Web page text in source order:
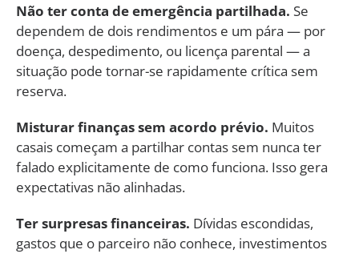
Não ter conta de emergência partilhada. Se
dependem de dois rendimentos e um pára — por
doença, despedimento, ou licença parental — a
situação pode tornar-se rapidamente crítica sem
reserva.
Misturar finanças sem acordo prévio. Muitos
casais começam a partilhar contas sem nunca ter
falado explicitamente de como funciona. Isso gera
expectativas não alinhadas.
Ter surpresas financeiras. Dívidas escondidas,
gastos que o parceiro não conhece, investimentos